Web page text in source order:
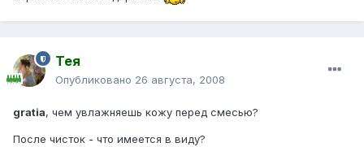
Тея
Опубликовано 26 августа, 2008
gratia, чем увлажняешь кожу перед смесью?
После чисток - что имеется в виду?